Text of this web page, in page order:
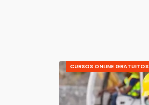
CURSOS ONLINE GRATUITOS